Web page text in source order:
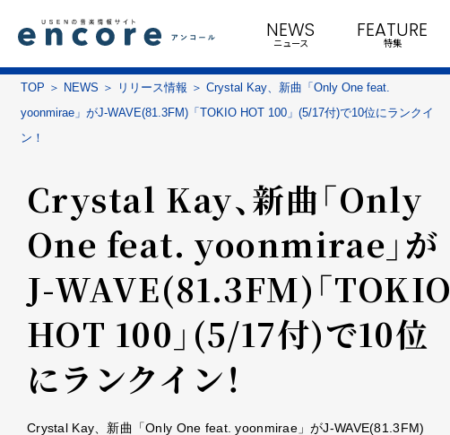
NEWS
ニュース
FEATURE
特集
TOP NEWS リリース情報
Crystal Kay、新曲「Only One feat.
yoonmirae」がJ-WAVE(81.3FM)「TOKIO HOT 100」(5/17付)で10位にランクイ
ン！
Crystal Kay、新曲「Only
One feat. yoonmirae」が
J-WAVE(81.3FM)「TOKIO
HOT 100」(5/17付)で10位
にランクイン！
Crystal Kay、新曲「Only One feat. yoonmirae」がJ-WAVE(81.3FM)